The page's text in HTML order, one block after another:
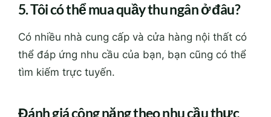
5. Tôi có thể mua quầy thu ngân ở đâu?
Có nhiều nhà cung cấp và cửa hàng nội thất có
thể đáp ứng nhu cầu của bạn, bạn cũng có thể
tìm kiếm trực tuyến.
Đánh giá công năng theo nhu cầu thực